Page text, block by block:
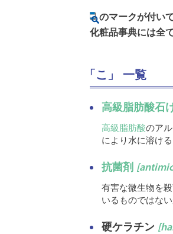
のマークが付い
化粧品事典には全
「こ」 一覧
高級脂肪酸石
高級脂肪酸のア
により水に溶け
抗菌剤
有害な微生物を
いるものではな
硬ケラチン